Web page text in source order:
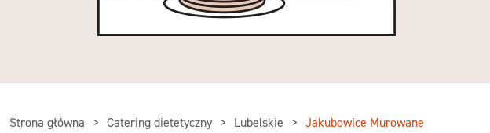
Strona główna Catering dietetyczny Lubelskie Jakubowice Murowane